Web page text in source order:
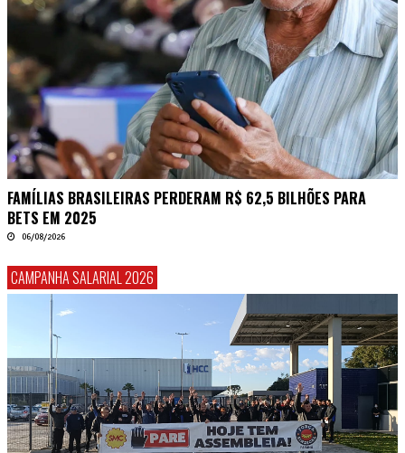
FAMÍLIAS BRASILEIRAS PERDERAM R$ 62,5 BILHÕES PARA
BETS EM 2025
06/08/2026
CAMPANHA SALARIAL 2026